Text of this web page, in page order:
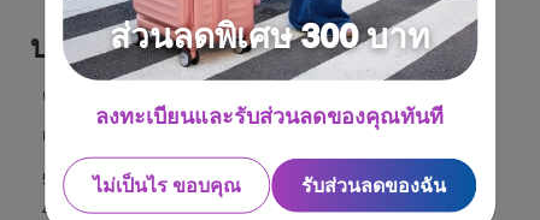
ส่วนลดพิเศษ 300 บาท
ลงทะเบียนและรับส่วนลดของคุณทันที
ไม่เป็นไร ขอบคุณ รับส่วนลดของฉัน